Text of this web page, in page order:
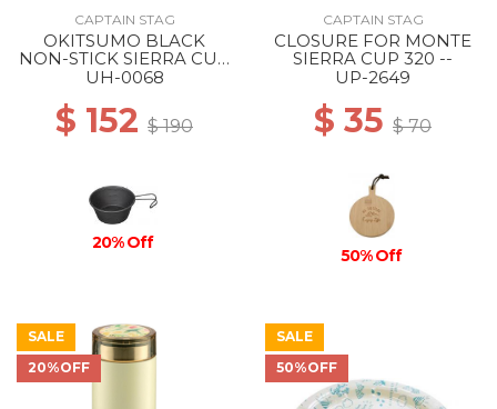
CAPTAIN STAG
OKITSUMO BLACK
NON-STICK SIERRA CUP
210ML --
UH-0068
$ 152 $ 190
20% Off
CAPTAIN STAG
CLOSURE FOR MONTE
SIERRA CUP 320 --
UP-2649
$ 35 $ 70
50% Off
SALE
20%OFF
SALE
50%OFF